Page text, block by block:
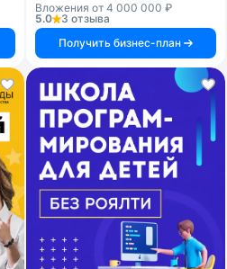
Вложения от 4 000 000 ₽
5.0
3 отзыва
Получить бизнес-план